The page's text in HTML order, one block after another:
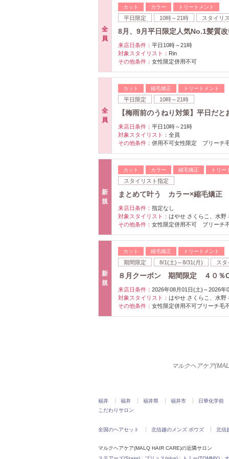
全
員
カット カラー トリートメント
平日限定 10時～21時 スタイリ
8月、9月平日限定人気No.1髪質
来店日条件： 平日10時～21時
対象スタイリスト： Rin
その他条件： 女性限定併用不可
全
員
カット 縮毛矯正 トリートメント
平日限定 10時～21時
【梅雨前のうねり対策】平日だ
来店日条件： 平日10時～21時
対象スタイリスト： 全員
その他条件： 併用不可女性限定 ブリーチ
新
規
カット カラー 縮毛矯正 トリー
スタイリスト指定
まとめて叶う カラー×縮毛矯正
来店日条件： 指定なし
対象スタイリスト： はやせ さくらこ、水野
その他条件： 女性限定併用不可 ブリーチ
新
規
カット 縮毛矯正 トリートメント
期間限定 8/1(土)～8/31(月) スタ
８月クーポン 期間限定 ４０％
来店日条件： 2026年08月01日(土)～2026年
対象スタイリスト： はやせ さくらこ、水野
その他条件： 女性限定併用不可ブリーチ毛
マルクヘアケア
福井 福井 福井県 福井市
日華化学前
こだわりサロン
全国のヘアセット 北信越のメンズ ボウズ 北信
マルクヘアケア(MALQ HAIR CARE)の近隣サロン